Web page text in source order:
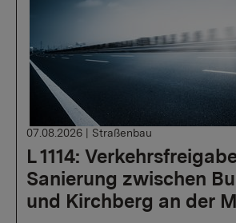
L 1114:
Sanierung zwischen
und Kirchberg an der
07.08.2026 | Straßenbau